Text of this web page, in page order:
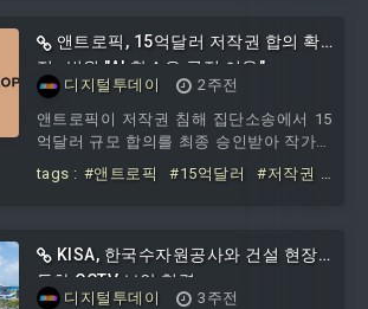
계 각국에서 이를 사용하기 위해 관련 사
업들을 추진하고 있다. 특히, 서산시에서
는 올해에도 수소전기차 48대와 수소버스
9대를 민간에게 보급하기 위해 지원하는
등 청정에너지로 알려진 수소산업을 전국
선진 도시로 도약하기 위해 적극 노력하고
앤트로픽, 15억달러 저작권 합의 확
정…법원 "AI 학습은 공정 이용"
디지털투데이
2주전
앤트로픽이 저작권 침해 집단소송에서 15
억달러 규모 합의를 최종 승인받아 작가와
출판사에 보상금을 지급할 수 있게 됐
다.21일 IT매체 테크크런치에 따르면, 미국
대상으로 저작물 1건당 3000달러씩 배분
된다. 권리를 보유한 작가와 출판사가 이
를 나눠 받는다. 이번 합의는 미국 저작권
tags : #앤트로픽 #15억달러
#저작권
KISA, 한국수자원공사와 건설 현장
특화 CCTV 보안 협력
디지털투데이
3주전